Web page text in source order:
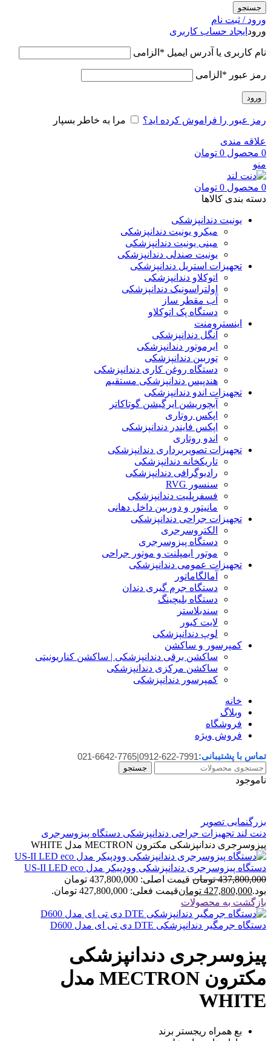
جستجو
ورود / ثبت نام
ورود ایجاد حساب کاربری
نام کاربری یا آدرس ایمیل * الزامی
رمز عبور * الزامی
ورود
رمز عبور را فراموش کرده اید؟ مرا به خاطر بسپار
علاقه مندی
0 محصول 0 تومان
منو
0 محصول 0 تومان
دسته بندی کالاها
یونیت دندانپزشکی
میکرو یونیت دندانپزشکی
مینی یونیت دندانپزشکی
یونیت صندلی دندانپزشکی
تجهیزات استریل دندانپزشکی
اتوکلاو دندانپزشکی
اولتراسونیک دندانپزشکی
آب مقطر ساز
دستگاه پک اتوکلاو
اینسترومنت
آنگل دندانپزشکی
ایرموتور دندانپزشکی
توربین دندانپزشکی
دستگاه روغن کاری دندانپزشکی
هندپیس دندانپزشکی مستقیم
تجهیزات اندو دندانپزشکی
آبچوریشن ایرگیشن گوتاکاتر
اپکس روتاری
اپکس فایندر دندانپزشکی
اندو روتاری
تجهیزات تصویربرداری دندانپزشکی
تاریکخانه دندانپزشکی
رادیوگرافی دندانپزشکی
سنسور RVG
فسفرپلیت دندانپزشکی
مانیتور و دوربین داخل دهانی
تجهیزات جراحی دندانپزشکی
الکتروسرجری
دستگاه پیزوسرجری
موتور ایمپلنت و موتور جراحی
تجهیزات عمومی دندانپزشکی
آمالگاماتور
دستگاه جرم گیری دندان
دستگاه بلیچینگ
سندبلاستر
لایت کیور
لوپ دندانپزشکی
کمپرسور و ساکشن
ساکشن برقی دندانپزشکی | ساکشن کناریونیتی
ساکشن مرکزی دندانپزشکی
کمپرسور دندانپزشکی
خانه
وبلاگ
فروشگاه
فروش ویژه
تماس با پشتیبانی:0912-622-7991
|
021-6642-7765
جستجو
ناموجود
بزرگنمایی تصویر
دنت لند تجهیزات جراحی دندانپزشکی دستگاه پیزوسرجری
پیزوسرجری دندانپزشکی مکترون MECTRON مدل WHITE
دستگاه پیزوسرجری دندانپزشکی وودپیکر مدل US-II LED eco
437,800,000 تومان
قیمت اصلی: 437,800,000 تومان
بود.427,800,000 تومانقیمت فعلی: 427,800,000 تومان.
بازگشت به محصولات
دستگاه جرمگیر دندانپزشکی DTE دی تی ای مدل D600
پیزوسرجری دندانپزشکی
مکترون MECTRON مدل
WHITE
بع همراه ریجستر برند